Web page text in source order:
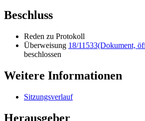
Beschluss
Reden zu Protokoll
Überweisung 18/11533(Dokument,
beschlossen
Weitere Informationen
Sitzungsverlauf
Herausgeber